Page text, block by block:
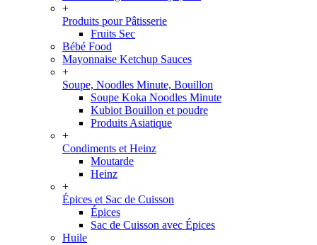
+
Produits pour Pâtisserie
Fruits Sec
Bébé Food
Mayonnaise Ketchup Sauces
+
Soupe, Noodles Minute, Bouillon
Soupe Koka Noodles Minute
Kubiot Bouillon et poudre
Produits Asiatique
+
Condiments et Heinz
Moutarde
Heinz
+
Épices et Sac de Cuisson
Épices
Sac de Cuisson avec Épices
Huile